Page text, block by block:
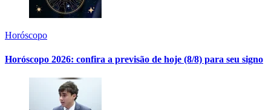
Horóscopo
Horóscopo 2026: confira a previsão de hoje (8/8) para seu signo